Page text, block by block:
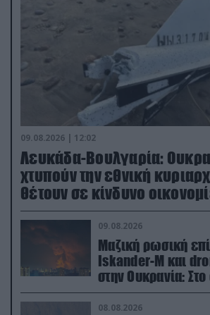
09.08.2026 | 12:02
Λευκάδα-Βουλγαρία:
χτυπούν την εθνική
θέτουν σε κίνδυνο
του ΝΑΤΟ
09.08.2026
Μαζική ρωσική
Iskander-M και
στην Ουκρανία:
εργοστάσιο των
08.08.2026